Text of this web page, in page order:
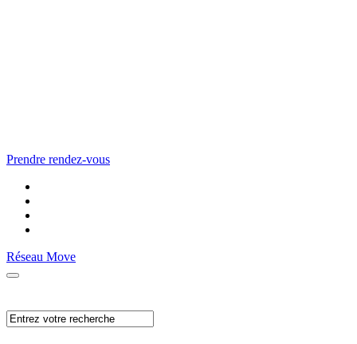
Prendre rendez-vous
Réseau Move